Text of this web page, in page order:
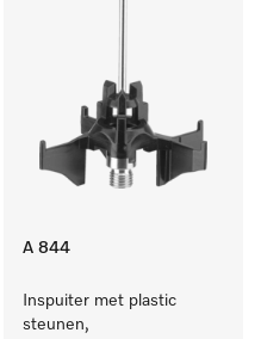
A 844
Inspuiter met plastic
steunen,